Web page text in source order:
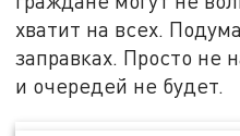
хватит на всех.
заправках. Просто не
и очередей не будет.